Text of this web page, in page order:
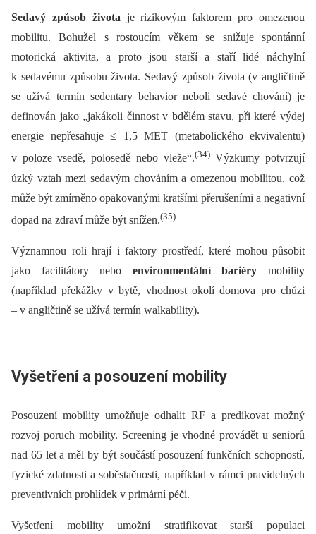
Sedavý způsob života je rizikovým faktorem pro omezenou
mobilitu. Bohužel s rostoucím věkem se snižuje spontánní
motorická aktivita, a proto jsou starší a staří lidé náchylní
k sedavému způsobu života. Sedavý způsob života (v angličtině
se užívá termín sedentary behavior neboli sedavé chování) je
definován jako „jakákoli činnost v bdělém stavu, při které výdej
energie nepřesahuje ≤ 1,5 MET (metabolického ekvivalentu)
v poloze vsedě, polosedě nebo vleže“.(34)Výzkumy potvrzují
úzký vztah mezi sedavým chováním a omezenou mobilitou, což
může být zmírněno opakovanými kratšími přerušeními a negativní
dopad na zdraví může být snížen.(35)
Významnou roli hrají i faktory prostředí, které mohou působit
jako facilitátory nebo environmentální bariéry mobility
(například překážky v bytě, vhodnost okolí domova pro chůzi
–⁠ v angličtině se užívá termín walkability).
Vyšetření a posouzení mobility
Posouzení mobility umožňuje odhalit RF a predikovat možný
rozvoj poruch mobility. Screening je vhodné provádět u seniorů
nad 65 let a měl by být součástí posouzení funkčních schopností,
fyzické zdatnosti a soběstačnosti, například v rámci pravidelných
preventivních prohlídek v primární péči.
Vyšetření mobility umožní stratifikovat starší populaci